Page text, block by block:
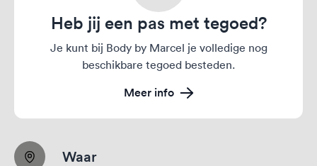
Heb jij een pas met tegoed?
Je kunt bij Body by Marcel je volledige nog
beschikbare tegoed besteden.
Meer info
Waar